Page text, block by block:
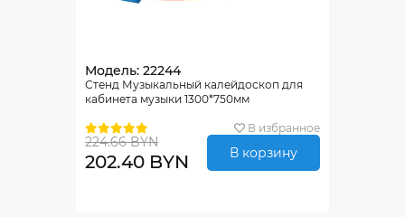
Модель: 22244
Стенд Музыкальный калейдоскоп для
кабинета музыки 1300*750мм
В избранное
224.66 BYN
202.40 BYN В корзину